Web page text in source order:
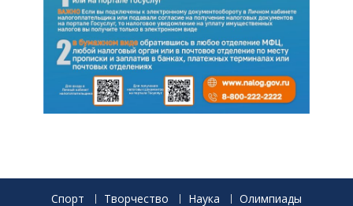
Спорт Творчество Наука Олимпиады